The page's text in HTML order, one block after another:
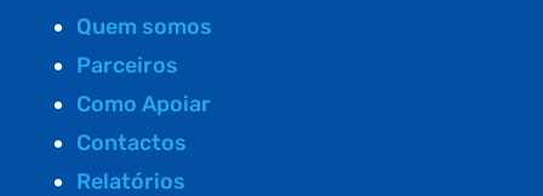
Quem somos
Parceiros
Como Apoiar
Contactos
Relatórios